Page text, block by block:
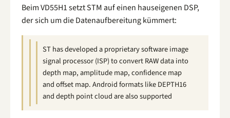
Beim VD55H1 setzt STM auf einen hauseigenen DSP,
der sich um die Datenaufbereitung kümmert:
ST has developed a proprietary software image
signal processor (ISP) to convert RAW data into
depth map, amplitude map, confidence map
and offset map. Android formats like DEPTH16
and depth point cloud are also supported